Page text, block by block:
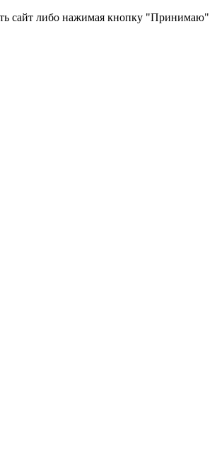
сайт либо нажимая кнопку "Принимаю"